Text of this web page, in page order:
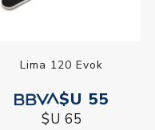
Lima 120 Evok
$U 55
$U 65